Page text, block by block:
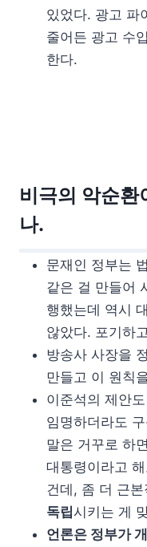
있었다. 광고 파
줄어든 광고 수
한다.
비극의 악순환
나.
문재인 정부는
같은 걸 만들어
행했는데 역시
않았다. 포기하
방송사 사장을
만들고 이 원칙
이준석의 제안
임명하더라도
말은 거꾸로 하
대통령이라고
건데, 좀 더 근본
독립시키는 게
언론은 정부가